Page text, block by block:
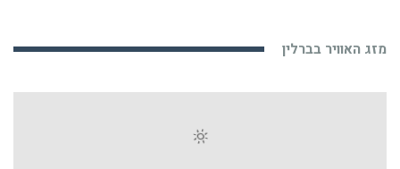
מזג האוויר בברלין